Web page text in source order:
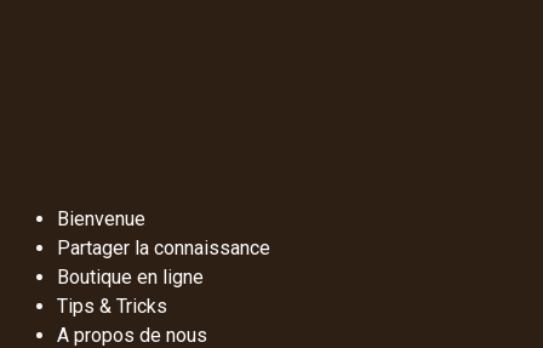
Bienvenue
Partager la connaissance
Boutique en ligne
Tips & Tricks
A propos de nous